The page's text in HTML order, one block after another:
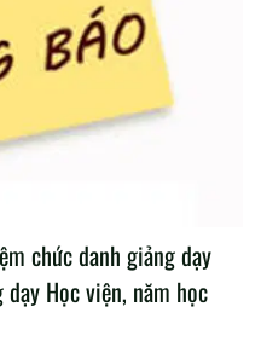
chức danh giảng dạy
Học viện, năm học